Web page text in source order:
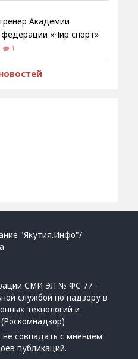
Академии
«Чир спорт»
1
"Якутия.Инфо"/
СМИ ЭЛ № ФС 77 -
службой по надзору в
технологий и
совпадать с мнением
публикаций.